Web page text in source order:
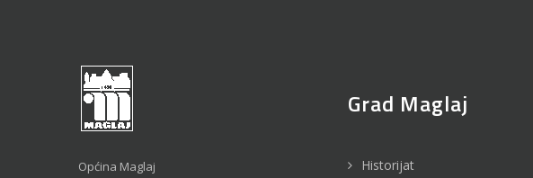
Općina Maglaj
Grad Maglaj
Historijat